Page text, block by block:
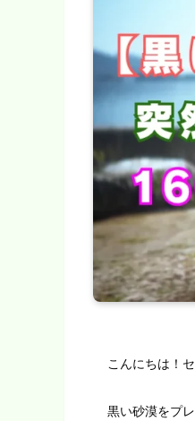
こんにちは！
黒い砂漠をプ